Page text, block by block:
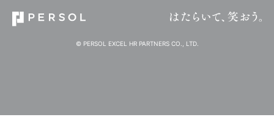
© PERSOL EXCEL HR PARTNERS CO., LTD.